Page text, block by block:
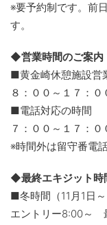
※要予約制です。前
す。
◆営業時間のご案内
■黄金崎休憩施設営
８：００～１７：０
■電話対応の時間
７：００～１７：０
※時間外は留守番電
◆最終エキジット時
■冬時間（11月1日～
エントリー8:00～